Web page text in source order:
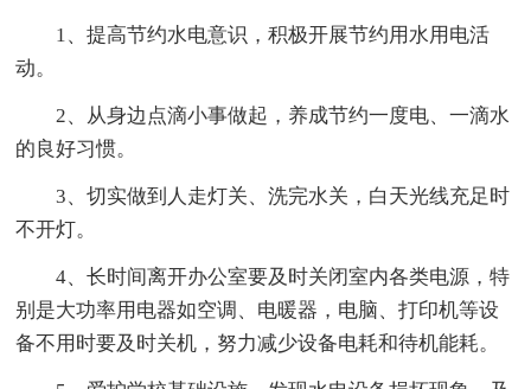
1、提高节约水电意识，积极开展节约用水用电活
动。
2、从身边点滴小事做起，养成节约一度电、一滴水
的良好习惯。
3、切实做到人走灯关、洗完水关，白天光线充足时
不开灯。
4、长时间离开办公室要及时关闭室内各类电源，特
别是大功率用电器如空调、电暖器，电脑、打印机等设
备不用时要及时关机，努力减少设备电耗和待机能耗。